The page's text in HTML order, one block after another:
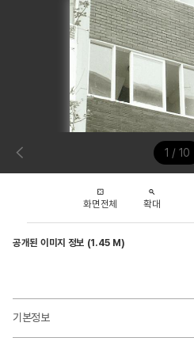
1 / 10
화면전체 확대
공개된 이미지 정보 (1.45 M)
기본정보